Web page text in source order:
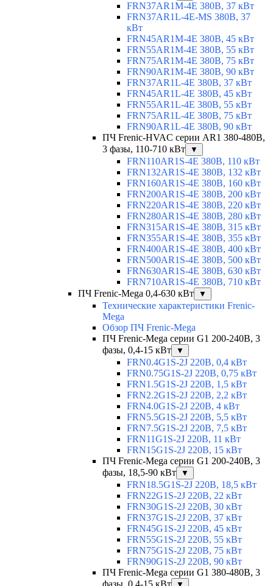
FRN37AR1M-4E 380В, 37 кВт
FRN37AR1L-4E-MS 380В, 37
кВт
FRN45AR1M-4E 380В, 45 кВт
FRN55AR1M-4E 380В, 55 кВт
FRN75AR1M-4E 380В, 75 кВт
FRN90AR1M-4E 380В, 90 кВт
FRN37AR1L-4E 380В, 37 кВт
FRN45AR1L-4E 380В, 45 кВт
FRN55AR1L-4E 380В, 55 кВт
FRN75AR1L-4E 380В, 75 кВт
FRN90AR1L-4E 380В, 90 кВт
ПЧ Frenic-HVAC серии AR1 380-480В,
3 фазы, 110-710 кВт
▼
FRN110AR1S-4E 380В, 110 кВт
FRN132AR1S-4E 380В, 132 кВт
FRN160AR1S-4E 380В, 160 кВт
FRN200AR1S-4E 380В, 200 кВт
FRN220AR1S-4E 380В, 220 кВт
FRN280AR1S-4E 380В, 280 кВт
FRN315AR1S-4E 380В, 315 кВт
FRN355AR1S-4E 380В, 355 кВт
FRN400AR1S-4E 380В, 400 кВт
FRN500AR1S-4E 380В, 500 кВт
FRN630AR1S-4E 380В, 630 кВт
FRN710AR1S-4E 380В, 710 кВт
ПЧ Frenic-Mega 0,4-630 кВт
▼
Технические характеристики Frenic-
Mega
Обзор ПЧ Frenic-Mega
ПЧ Frenic-Mega серии G1 200-240В, 3
фазы, 0,4-15 кВт
▼
FRN0.4G1S-2J 220В, 0,4 кВт
FRN0.75G1S-2J 220В, 0,75 кВт
FRN1.5G1S-2J 220В, 1,5 кВт
FRN2.2G1S-2J 220В, 2,2 кВт
FRN4.0G1S-2J 220В, 4 кВт
FRN5.5G1S-2J 220В, 5,5 кВт
FRN7.5G1S-2J 220В, 7,5 кВт
FRN11G1S-2J 220В, 11 кВт
FRN15G1S-2J 220В, 15 кВт
ПЧ Frenic-Mega серии G1 200-240В, 3
фазы, 18,5-90 кВт
▼
FRN18.5G1S-2J 220В, 18,5 кВт
FRN22G1S-2J 220В, 22 кВт
FRN30G1S-2J 220В, 30 кВт
FRN37G1S-2J 220В, 37 кВт
FRN45G1S-2J 220В, 45 кВт
FRN55G1S-2J 220В, 55 кВт
FRN75G1S-2J 220В, 75 кВт
FRN90G1S-2J 220В, 90 кВт
ПЧ Frenic-Mega серии G1 380-480В, 3